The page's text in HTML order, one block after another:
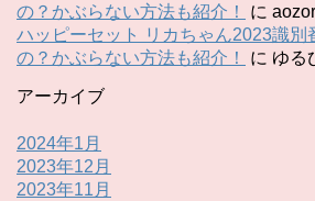
の？かぶらない方法も紹介！
に
ハッピーセット リカちゃん2023識別
の？かぶらない方法も紹介！
に ゆる
アーカイブ
2024年1月
2023年12月
2023年11月